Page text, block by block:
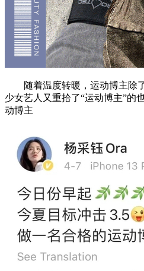
随着温度转暖，运动博主除
少女艺人又重拾了“运动博主”的
动博主